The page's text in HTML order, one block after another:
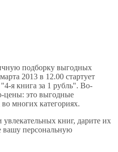
подборку выгодных
2013 в 12.00 стартует
я книга за 1 рубль". Во-
цены: это выгодные
многих категориях.
книг, дарите их
вашу персональную